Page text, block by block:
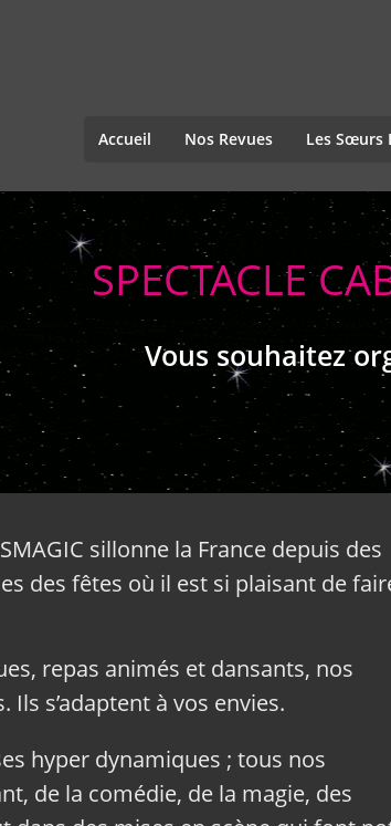
Accueil Nos Revues Les Sœurs
SPECTACLE
Vous souhaitez
sillonne la France depuis des
des fêtes où il est si plaisant de
repas animés et dansants, nos
s’adaptent à vos envies.
hyper dynamiques ; tous nos
de la comédie, de la magie, des